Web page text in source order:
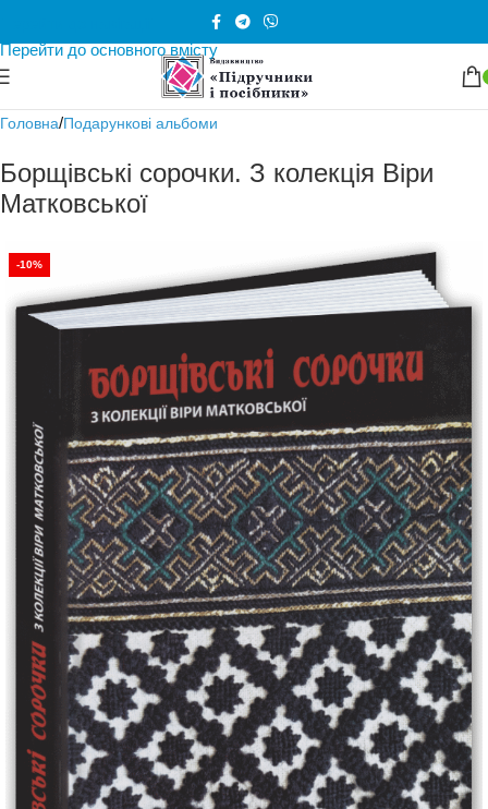
Перейти до основного вмісту
Головна/Подарункові альбоми
Борщівські сорочки. З колекція Віри
Матковської
-10%